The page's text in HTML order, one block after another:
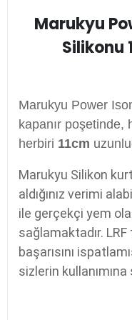
Marukyu
Silikonu
Marukyu Power
kapanır poşetinde,
herbiri 11cm
Marukyu Silikon
aldığınız verimi
ile gerçekçi yem
sağlamaktadır.
başarısını
sizlerin